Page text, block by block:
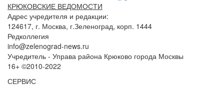
КРЮКОВСКИЕ ВЕДОМОСТИ
Адрес учредителя и редакции:
124617, г. Москва, г.Зеленоград, корп. 1444
Редколлегия
info@zelenograd-news.ru
Учредитель - Управа района Крюково города Москвы
16+ ©2010-2022
СЕРВИС